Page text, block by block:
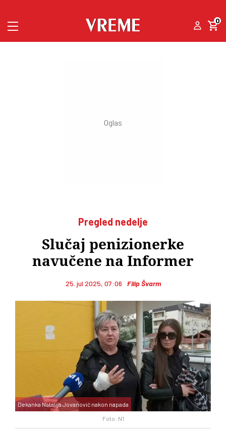
0
Pregled nedelje
Slučaj penizionerke
navučene na Informer
25. jul 2025, 07:06 Filip Švarm
Foto: N1
Dekanka Natalija Jovanović nakon napada